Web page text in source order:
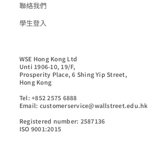
聯絡我們
學生登入
WSE Hong Kong Ltd
Unti 1906-10, 19/F,
Prosperity Place, 6 Shing Yip Street,
Hong Kong
Tel: +852 2575 6888
Email: customerservice@wallstreet.edu.hk
Registered number: 2587136
ISO 9001:2015